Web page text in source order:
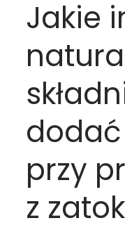
Jakie
przy
z